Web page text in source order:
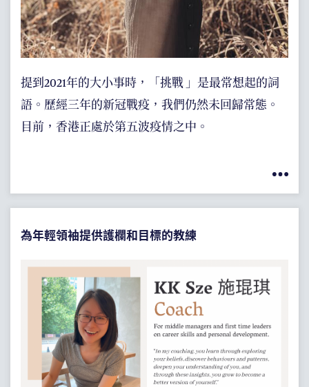
提到2021年的大小事時，「挑戰 」是最常想起的詞
語。歷經三年的新冠戰疫，我們仍然未回歸常態。
目前，香港正處於第五波疫情之中。
為年輕領袖提供護欄和目標的教練